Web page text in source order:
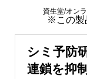
資生堂/オン
※この製
シミ予防
連鎖を抑